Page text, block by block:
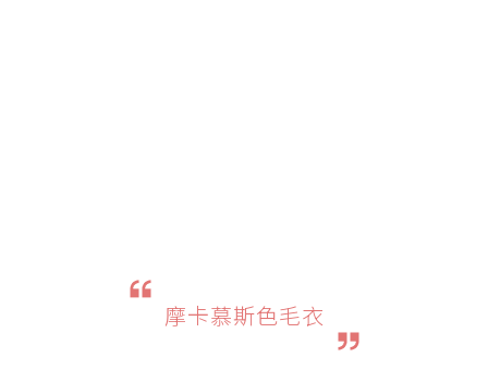
摩卡慕斯色毛衣